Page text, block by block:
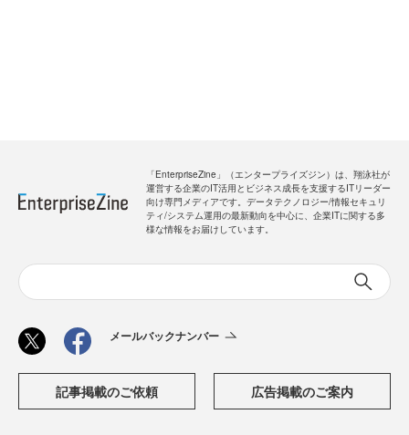
「EnterpriseZine」（エンタープライズジン）は、翔泳社が
運営する企業のIT活用とビジネス成長を支援するITリーダー
向け専門メディアです。データテクノロジー/情報セキュリ
ティ/システム運用の最新動向を中心に、企業ITに関する多
様な情報をお届けしています。
メールバックナンバー
記事掲載のご依頼 広告掲載のご案内